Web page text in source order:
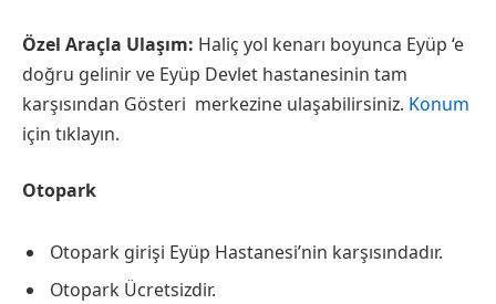
Özel Araçla Ulaşım: Haliç yol kenarı boyunca Eyüp ‘e
doğru gelinir ve Eyüp Devlet hastanesinin tam
karşısından Gösteri merkezine ulaşabilirsiniz. Konum
için tıklayın.
Otopark
Otopark girişi Eyüp Hastanesi’nin karşısındadır.
Otopark Ücretsizdir.